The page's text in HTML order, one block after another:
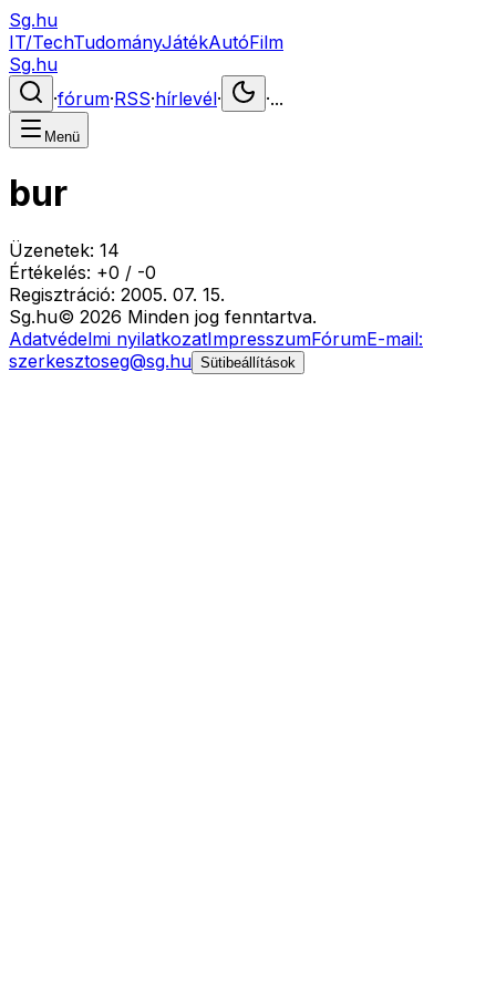
Sg.hu
IT/TechTudományJátékAutóFilm
Sg.hu
·fórum·RSS·hírlevél· ·...
Menü
bur
Üzenetek: 14
Értékelés: +0 / -0
Regisztráció: 2005. 07. 15.
Sg.hu© 2026 Minden jog fenntartva.
Adatvédelmi nyilatkozatImpresszumFórumE-mail:
szerkesztoseg@sg.hu Sütibeállítások